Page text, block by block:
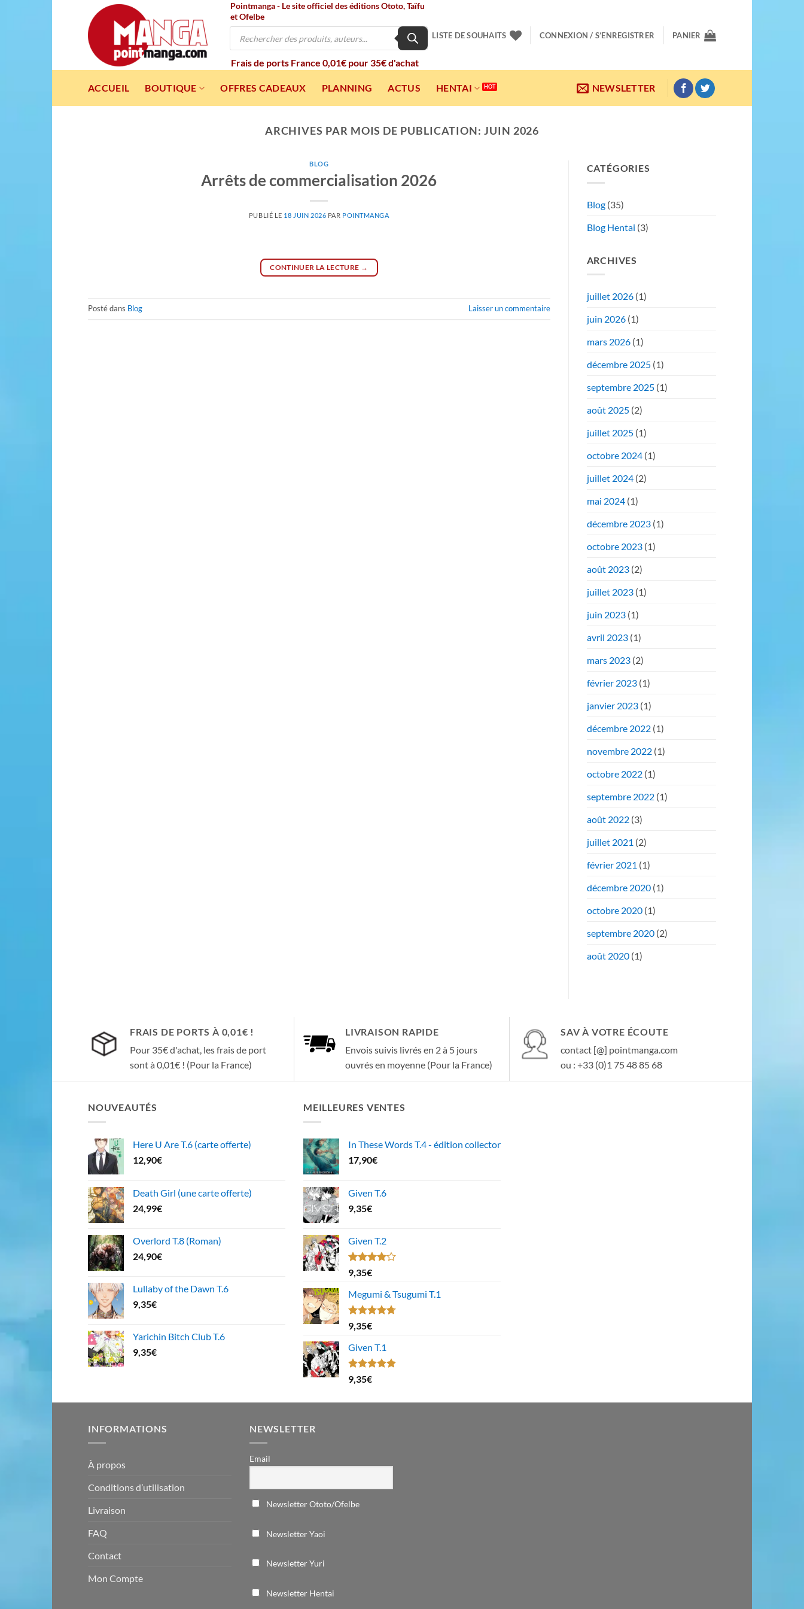
Pointmanga - Le site officiel des éditions Ototo, Taïfu
et Ofelbe
Recherche
Frais de ports France 0,01€ pour 35€ d'achat
LISTE DE SOUHAITS CONNEXION / S’ENREGISTRER PANIER
ACCUEIL BOUTIQUE OFFRES CADEAUX PLANNING ACTUS HENTAI NEWSLETTER
ARCHIVES PAR MOIS DE PUBLICATION: JUIN 2026
BLOG
Arrêts de commercialisation 2026
PUBLIÉ LE 18 JUIN 2026 PAR POINTMANGA
CONTINUER LA LECTURE →
Posté dans Blog Laisser un commentaire
CATÉGORIES
Blog(35)
Blog Hentai (3)
ARCHIVES
juillet 2026(1)
juin 2026(1)
mars 2026(1)
décembre 2025(1)
septembre 2025(1)
août 2025(2)
juillet 2025(1)
octobre 2024(1)
juillet 2024(2)
mai 2024(1)
décembre 2023(1)
octobre 2023(1)
août 2023(2)
juillet 2023(1)
juin 2023(1)
avril 2023(1)
mars 2023(2)
février 2023(1)
janvier 2023(1)
décembre 2022(1)
novembre 2022(1)
octobre 2022(1)
septembre 2022(1)
août 2022(3)
juillet 2021 (2)
février 2021 (1)
décembre 2020(1)
octobre 2020(1)
septembre 2020(2)
août 2020(1)
FRAIS DE PORTS À 0,01€ !
Pour 35€ d'achat, les frais de port
sont à 0,01€ ! (Pour la France)
LIVRAISON RAPIDE
Envois suivis livrés en 2 à 5 jours
ouvrés en moyenne (Pour la France)
SAV À VOTRE ÉCOUTE
contact [@] pointmanga.com
ou : +33 (0)1 75 48 85 68
NOUVEAUTÉS
Here U Are T.6 (carte offerte)
12,90€
Death Girl (une carte offerte)
24,99€
Overlord T.8 (Roman)
24,90€
Lullaby of the Dawn T.6
9,35€
Yarichin Bitch Club T.6
9,35€
MEILLEURES VENTES
In These Words T.4 - édition collector
17,90€
Given T.6
9,35€
Given T.2
Note
4.00
5
9,35€
Megumi & Tsugumi T.1
Note4.67
sur 5
9,35€
Given T.1
Note5.00
sur 5
9,35€
INFORMATIONS
À propos
Conditions d’utilisation
Livraison
FAQ
Contact
Mon Compte
NEWSLETTER
Email
Newsletter Ototo/Ofelbe
Newsletter Yaoi
Newsletter Yuri
Newsletter Hentai